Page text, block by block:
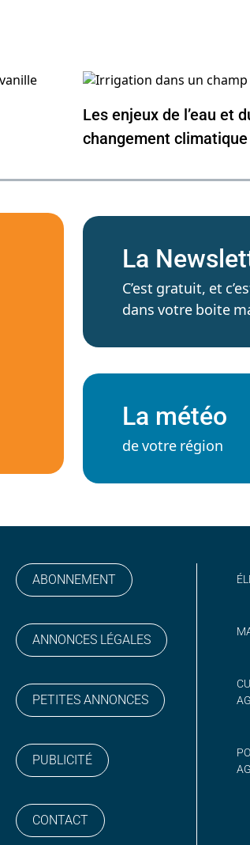
Les enjeux de l’eau et
changement climatique
La
C’est gratuit, et
dans votre boite
La météo
de votre région
ABONNEMENT
ANNONCES LÉGALES
PETITES ANNONCES
PUBLICITÉ
CONTACT